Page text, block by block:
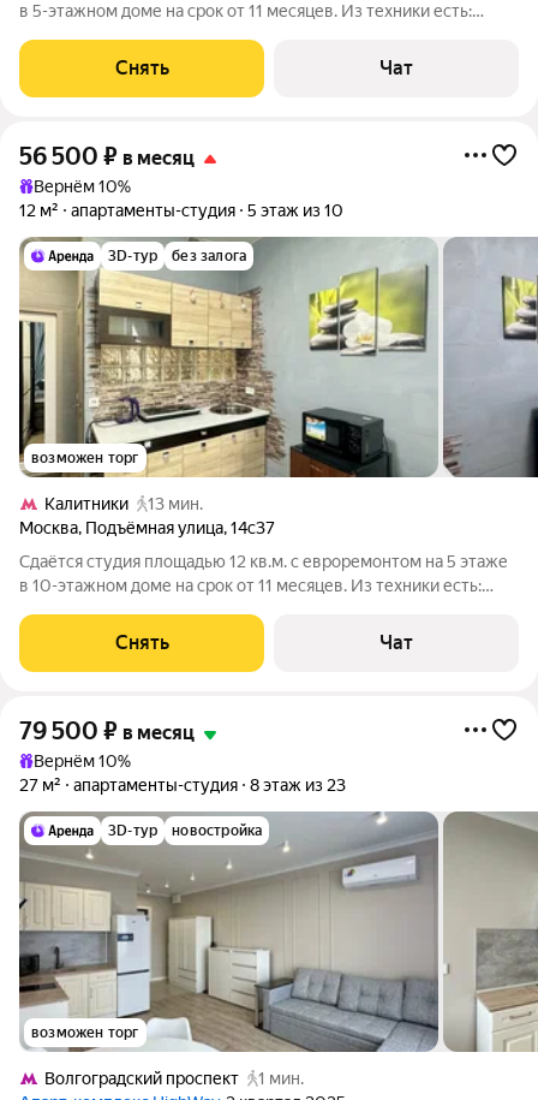
в 5-этажном доме на срок от 11 месяцев. Из техники есть:
Дом - монолитный, окна выходят во двор. Есть консьерж. В
подъезде 2 лифта -
Снять Чат
56 500 ₽ в месяц
Вернём 10%
12 м²
апартаменты-студия 5 этаж из 10
3D-тур без залога
возможен торг
Калитники
13 мин.
Москва, Подъёмная улица,14с37
Сдаётся студия площадью 12 кв.м. с евроремонтом на 5 этаже
в 10-этажном доме на срок от 11 месяцев. Из техники есть:
панельный, окна выходят на улицу. Есть консьерж. В подъезде
3 лифта - 1 грузовой
Снять Чат
79 500 ₽ в месяц
Вернём 10%
27 м²
апартаменты-студия 8 этаж из 23
3D-тур новостройка
возможен торг
Волгоградский проспект
1 мин.